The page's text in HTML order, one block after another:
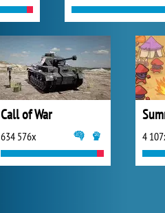
Call of War
634 576x 4